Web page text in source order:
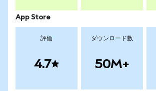
App Store
評価
4.7
ダウンロード数
50M+